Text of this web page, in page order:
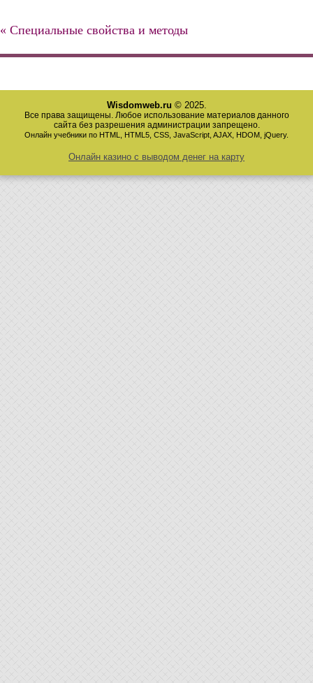
« Специальные свойства и методы
Wisdomweb.ru © 2025.
Все права защищены. Любое использование материалов данного
сайта без разрешения администрации запрещено.
Онлайн учебники по HTML, HTML5, CSS, JavaScript, AJAX, HDOM, jQuery.
Онлайн казино с выводом денег на карту